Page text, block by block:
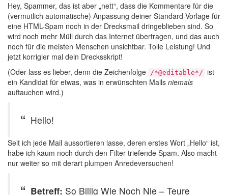
Hey, Spammer, das ist aber „nett“, dass die Kommentare für die
(vermutlich automatische) Anpassung deiner Standard-Vorlage für
eine HTML-Spam noch in der Drecksmail dringeblieben sind. So
wird noch mehr Müll durch das Internet übertragen, und das auch
noch für die meisten Menschen unsichtbar. Tolle Leistung! Und
jetzt korrigier mal dein Drecksskript!
(Oder lass es lieber, denn die Zeichenfolge /*@editable*/ ist
ein Kandidat für etwas, was in erwünschten Mails niemals
auftauchen wird.)
Hello!
Seit ich jede Mail aussortieren lasse, deren erstes Wort „Hello“ ist,
habe ich kaum noch durch den Filter triefende Spam. Also macht
nur weiter so mit derart plumpen Anredeversuchen!
Betreff: So Billig Wie Noch Nie – Teure